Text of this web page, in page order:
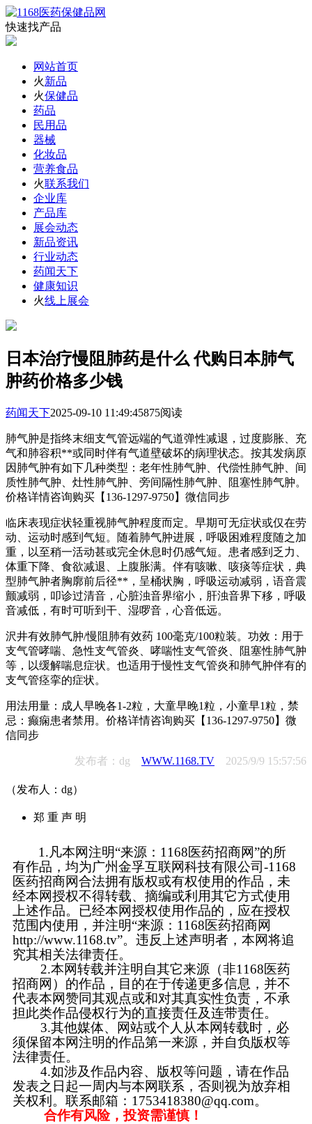
快速找产品
网站首页
火新品
火保健品
药品
民用品
器械
化妆品
营养食品
火联系我们
企业库
产品库
展会动态
新品资讯
行业动态
药闻天下
健康知识
火线上展会
日本治疗慢阻肺药是什么 代购日本肺气
肿药价格多少钱
药闻天下2025-09-10 11:49:45875阅读
肺气肿是指终末细支气管远端的气道弹性减退，过度膨胀、充
气和肺容积**或同时伴有气道壁破坏的病理状态。按其发病原
因肺气肿有如下几种类型：老年性肺气肿、代偿性肺气肿、间
质性肺气肿、灶性肺气肿、旁间隔性肺气肿、阻塞性肺气肿。
价格详情咨询购买【136-1297-9750】微信同步
临床表现症状轻重视肺气肿程度而定。早期可无症状或仅在劳
动、运动时感到气短。随着肺气肿进展，呼吸困难程度随之加
重，以至稍一活动甚或完全休息时仍感气短。患者感到乏力、
体重下降、食欲减退、上腹胀满。伴有咳嗽、咳痰等症状，典
型肺气肿者胸廓前后径**，呈桶状胸，呼吸运动减弱，语音震
颤减弱，叩诊过清音，心脏浊音界缩小，肝浊音界下移，呼吸
音减低，有时可听到干、湿啰音，心音低远。
沢井有效肺气肿/慢阻肺有效药 100毫克/100粒装。功效：用于
支气管哮喘、急性支气管炎、哮喘性支气管炎、阻塞性肺气肿
等，以缓解喘息症状。也适用于慢性支气管炎和肺气肿伴有的
支气管痉挛的症状。
用法用量：成人早晚各1-2粒，大童早晚1粒，小童早1粒，禁
忌：癫痫患者禁用。价格详情咨询购买【136-1297-9750】微
信同步
发布者：dg WWW.1168.TV 2025/9/9 15:57:56
（发布人：dg）
郑 重 声 明
1.凡本网注明“来源：1168医药招商网”的所
有作品，均为广州金孚互联网科技有限公司-1168
医药招商网合法拥有版权或有权使用的作品，未
经本网授权不得转载、摘编或利用其它方式使用
上述作品。已经本网授权使用作品的，应在授权
范围内使用，并注明“来源：1168医药招商网
http://www.1168.tv”。违反上述声明者，本网将追
究其相关法律责任。
2.本网转载并注明自其它来源（非1168医药
招商网）的作品，目的在于传递更多信息，并不
代表本网赞同其观点或和对其真实性负责，不承
担此类作品侵权行为的直接责任及连带责任。
3.其他媒体、网站或个人从本网转载时，必
须保留本网注明的作品第一来源，并自负版权等
法律责任。
4.如涉及作品内容、版权等问题，请在作品
发表之日起一周内与本网联系，否则视为放弃相
关权利。联系邮箱：1753418380@qq.com。
合作有风险，投资需谨慎！